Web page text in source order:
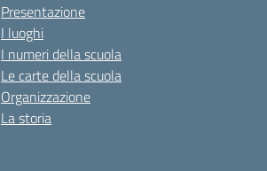
Presentazione
I luoghi
I numeri della scuola
Le carte della scuola
Organizzazione
La storia